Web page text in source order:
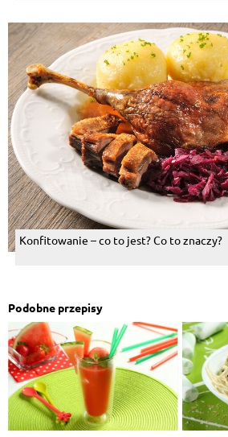
Konfitowanie – co to jest? Co to znaczy?
Podobne przepisy